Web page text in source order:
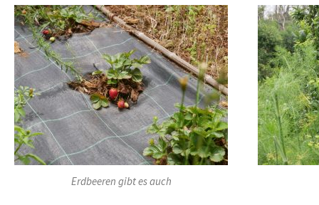
Erdbeeren gibt es auch